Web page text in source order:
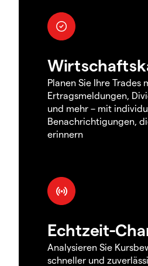
Planen Sie Ihre Trades
Ertragsmeldungen,
und mehr – mit
Benachrichtigungen,
erinnern
Echtzeit-
Analysieren Sie
schneller und